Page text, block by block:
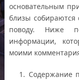
основательным
близы собираются
поводу. Ниже
информации,
моими
1. Содержание